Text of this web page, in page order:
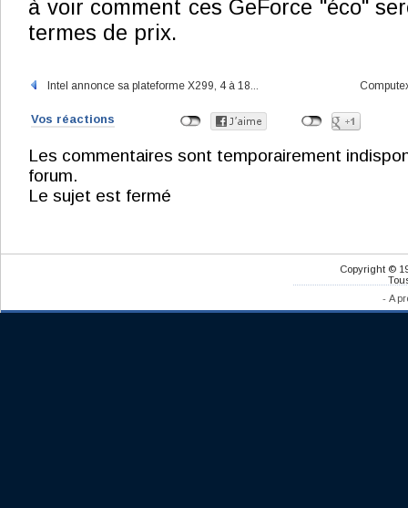
à voir comment ces GeForce "éco"
termes de prix.
Intel annonce sa plateforme X299, 4 à 18...
Vos réactions
Les commentaires sont temporairement
forum.
Le sujet est fermé
Copyright ©
- A